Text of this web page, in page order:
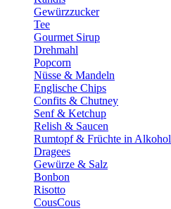
Gewürzzucker
Tee
Gourmet Sirup
Drehmahl
Popcorn
Nüsse & Mandeln
Englische Chips
Confits & Chutney
Senf & Ketchup
Relish & Saucen
Rumtopf & Früchte in Alkohol
Dragees
Gewürze & Salz
Bonbon
Risotto
CousCous